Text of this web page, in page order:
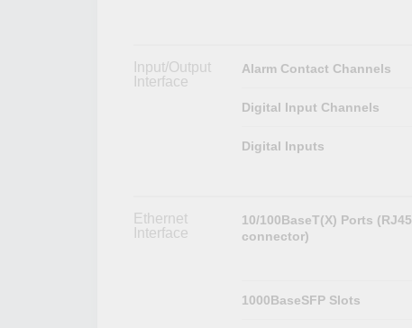
Input/Output
Interface
Alarm Contact Channels
Digital Input Channels
Digital Inputs
Ethernet
Interface
10/100BaseT(X) Ports (RJ45
connector)
1000BaseSFP Slots